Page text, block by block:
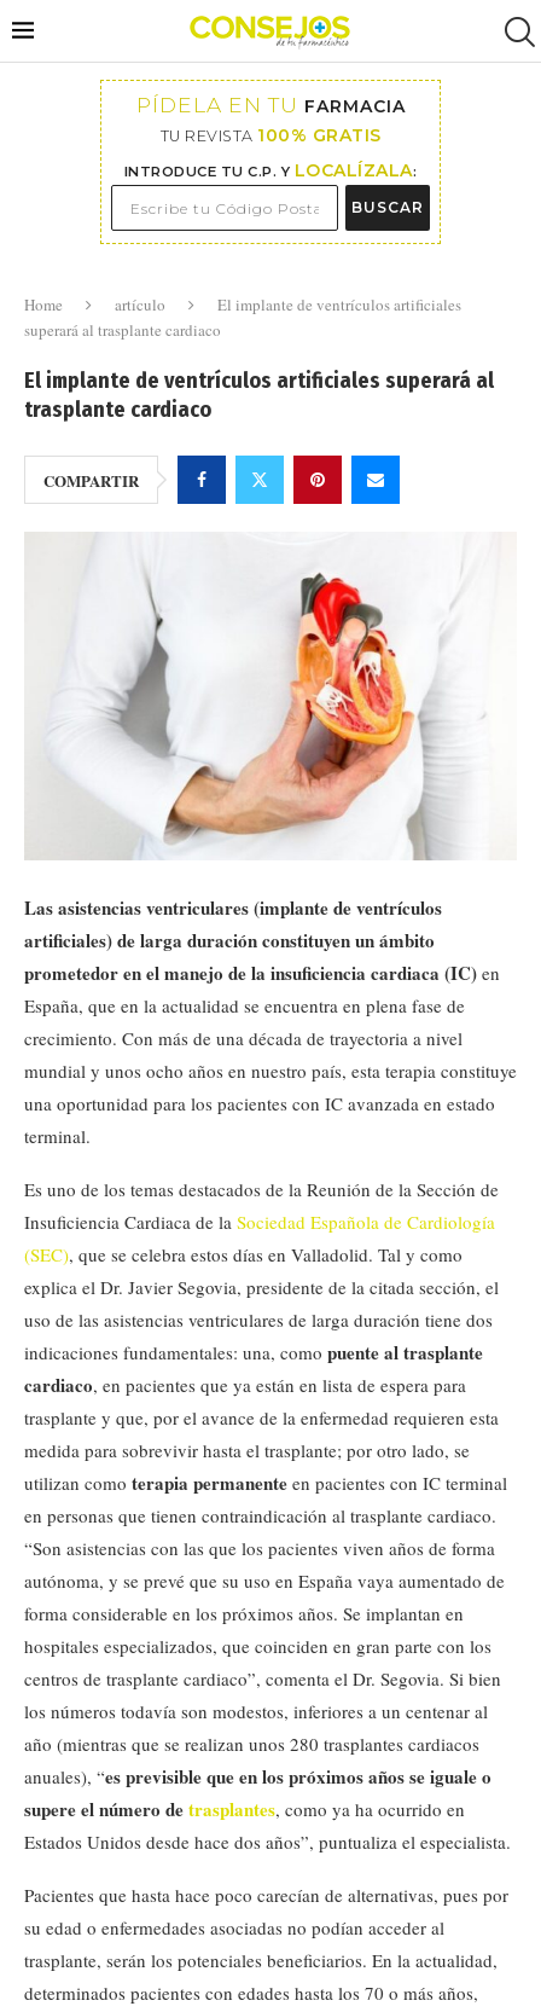
PÍDELA EN TU FARMACIA
TU REVISTA 100% GRATIS
INTRODUCE TU C.P. Y LOCALÍZALA:
BUSCAR
Home artículo
El implante de ventrículos artificiales
superará al trasplante cardiaco
El implante de ventrículos artificiales superará al
trasplante cardiaco
COMPARTIR
Las asistencias ventriculares (implante de ventrículos
artificiales) de larga duración constituyen un ámbito
prometedor en el manejo de la insuficiencia cardiaca (IC) en
España, que en la actualidad se encuentra en plena fase de
crecimiento. Con más de una década de trayectoria a nivel
mundial y unos ocho años en nuestro país, esta terapia constituye
una oportunidad para los pacientes con IC avanzada en estado
terminal.
Es uno de los temas destacados de la Reunión de la Sección de
Insuficiencia Cardiaca de la Sociedad Española de Cardiología
(SEC), que se celebra estos días en Valladolid. Tal y como
explica el Dr. Javier Segovia, presidente de la citada sección, el
uso de las asistencias ventriculares de larga duración tiene dos
indicaciones fundamentales: una, como puente al trasplante
cardiaco, en pacientes que ya están en lista de espera para
trasplante y que, por el avance de la enfermedad requieren esta
medida para sobrevivir hasta el trasplante; por otro lado, se
utilizan como terapia permanente en pacientes con IC terminal
en personas que tienen contraindicación al trasplante cardiaco.
“Son asistencias con las que los pacientes viven años de forma
autónoma, y se prevé que su uso en España vaya aumentado de
forma considerable en los próximos años. Se implantan en
hospitales especializados, que coinciden en gran parte con los
centros de trasplante cardiaco”, comenta el Dr. Segovia. Si bien
los números todavía son modestos, inferiores a un centenar al
año (mientras que se realizan unos 280 trasplantes cardiacos
anuales), “es previsible que en los próximos años se iguale o
supere el número detrasplantes, como ya ha ocurrido en
Estados Unidos desde hace dos años”, puntualiza el especialista.
Pacientes que hasta hace poco carecían de alternativas, pues por
su edad o enfermedades asociadas no podían acceder al
trasplante, serán los potenciales beneficiarios. En la actualidad,
determinados pacientes con edades hasta los 70 o más años,